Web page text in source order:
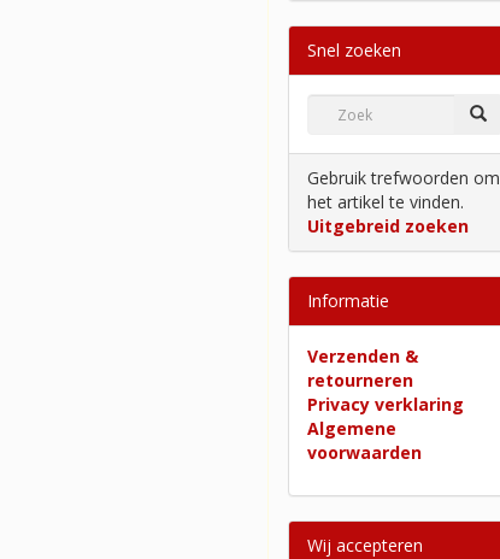
Snel zoeken
Gebruik trefwoorden om
het artikel te vinden.
Uitgebreid zoeken
Informatie
Verzenden &
retourneren
Privacy verklaring
Algemene
voorwaarden
Wij accepteren